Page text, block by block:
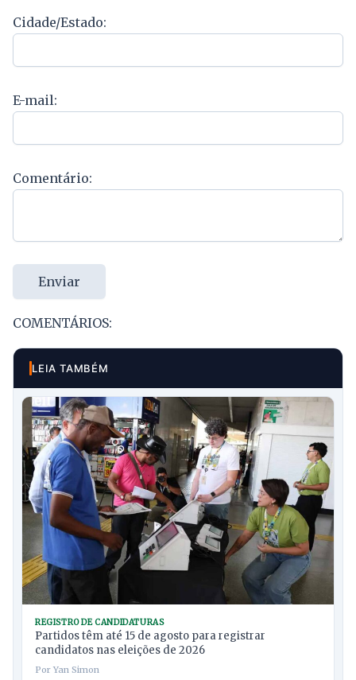
Cidade/Estado:
E-mail:
Comentário:
Enviar
COMENTÁRIOS:
LEIA TAMBÉM
REGISTRO DE CANDIDATURAS
Partidos têm até 15 de agosto para registrar
candidatos nas eleições de 2026
Por Yan Simon